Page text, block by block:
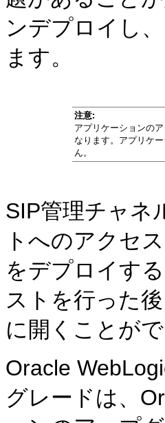
ンデプロイし
ます。
注意:
アプリケーションの
なります。アプリケ
ん。
SIP管理チャネ
トへのアクセ
をデプロイす
ストを行った
に開くことがで
Oracle
グレードは、